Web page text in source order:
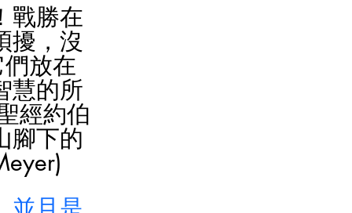
勝在
擾，沒
放在
慧的所
經約伯
腳下的